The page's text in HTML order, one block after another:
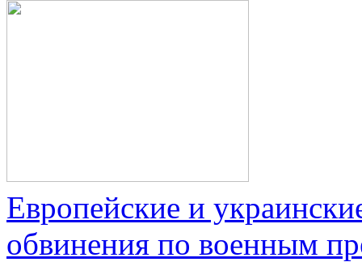
Европейские и
обвинения по военным